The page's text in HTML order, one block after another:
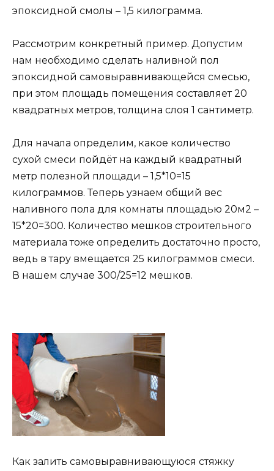
эпоксидной смолы – 1,5 килограмма.
Рассмотрим конкретный пример. Допустим
нам необходимо сделать наливной пол
эпоксидной самовыравнивающейся смесью,
при этом площадь помещения составляет 20
квадратных метров, толщина слоя 1 сантиметр.
Для начала определим, какое количество
сухой смеси пойдёт на каждый квадратный
метр полезной площади – 1,5*10=15
килограммов. Теперь узнаем общий вес
наливного пола для комнаты площадью 20м2 –
15*20=300. Количество мешков строительного
материала тоже определить достаточно просто,
ведь в тару вмещается 25 килограммов смеси.
В нашем случае 300/25=12 мешков.
Как залить самовыравнивающуюся стяжку